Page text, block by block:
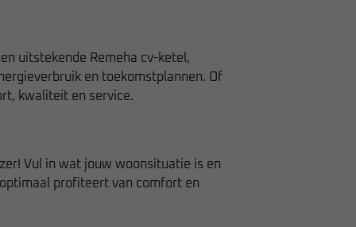
uitstekende Remeha cv-ketel,
en toekomstplannen. Of
kwaliteit en service.
Vul in wat jouw woonsituatie is en
profiteert van comfort en